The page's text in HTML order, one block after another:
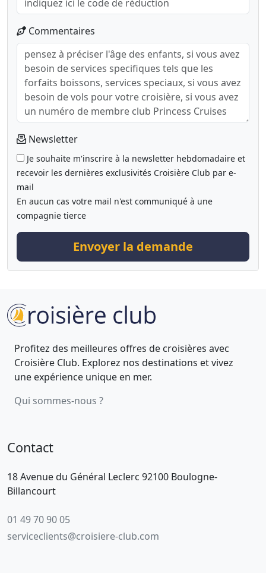
Commentaires
Newsletter
Je souhaite m'inscrire à la newsletter hebdomadaire et
recevoir les dernières exclusivités Croisière Club par e-
mail
En aucun cas votre mail n'est communiqué à une
compagnie tierce
Envoyer la demande
Profitez des meilleures offres de croisières avec
Croisière Club. Explorez nos destinations et vivez
une expérience unique en mer.
Qui sommes-nous ?
Contact
18 Avenue du Général Leclerc 92100 Boulogne-
Billancourt
01 49 70 90 05
serviceclients@croisiere-club.com